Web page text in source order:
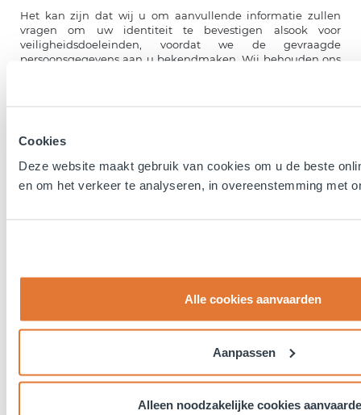
Cookies
Deze website maakt gebruik van cookies om u de beste
en om het verkeer te analyseren, in overeenstemming met
Alle cookies aanvaarden
Aanpassen
Alleen noodzakelijke cookies
Het kan zijn dat wij u om aanvullende informatie zullen
vragen om uw identiteit te bevestigen alsook voor
veiligheidsdoeleinden, voordat we de gevraagde
persoonsgegevens aan u bekendmaken. Wij behouden ons
overwegingen, zullen wij alle redelijke inspanningen
informeren als wij meer informatie nodig hebben om aan
uw verzoek te voldoen.
persoonsgegevens toesturen die wij in ons bezit hebben en
de herkomst van uw persoonsgegevens;
de doeleinden, de rechtsgrond en de wijze van